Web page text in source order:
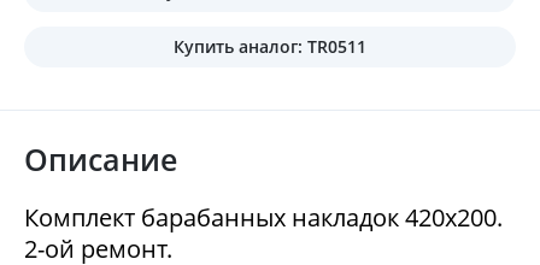
Купить аналог: TR0511
Описание
Комплект барабанных накладок 420x200.
2-ой ремонт.